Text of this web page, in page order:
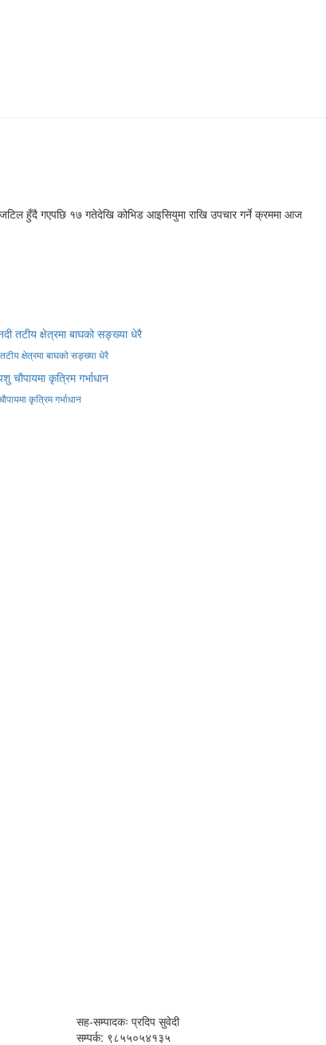
हुँदै गएपछि १७ गतेदेखि कोभिड आइसियुमा राखि उपचार गर्ने क्रममा आज
क्षेत्रमा बाघको सङ्ख्या धेरै
कृत्रिम गर्भाधान
सह-सम्पादकः प्रदिप सुवेदी
सम्पर्क: ९८५५०५४१३५